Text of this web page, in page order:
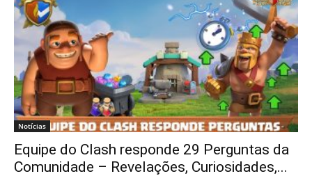
Notícias
Equipe do Clash responde 29 Perguntas da
Comunidade – Revelações, Curiosidades,...